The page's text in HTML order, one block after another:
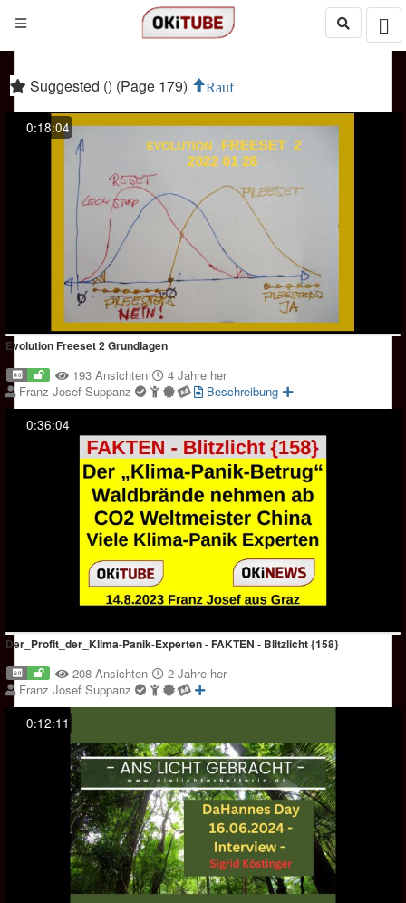
Suggested () (Page 179) Rauf
0:18:04
Evolution Freeset 2 Grundlagen
193 Ansichten
4 Jahre her
Franz Josef Suppanz
Beschreibung
0:36:04
Der_Profit_der_Klima-Panik-Experten - FAKTEN - Blitzlicht {158}
208 Ansichten
2 Jahre her
Franz Josef Suppanz
0:12:11